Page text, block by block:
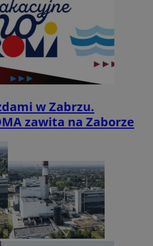
w Zabrzu.
zawita na Zaborze